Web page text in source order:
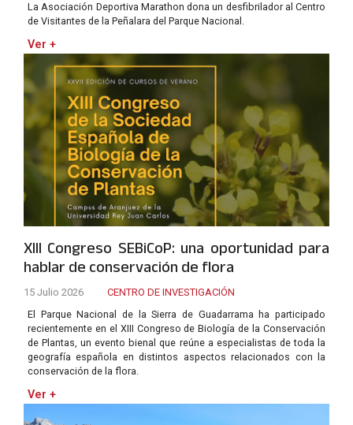
La Asociación Deportiva Marathon dona un desfibrilador al Centro
de Visitantes de la Peñalara del Parque Nacional.
Ver +
XIII Congreso SEBiCoP: una oportunidad para
hablar de conservación de flora
15 Julio 2026
CENTRO DE INVESTIGACIÓN
El Parque Nacional de la Sierra de Guadarrama ha participado
recientemente en el XIII Congreso de Biología de la Conservación
de Plantas, un evento bienal que reúne a especialistas de toda la
geografía española en distintos aspectos relacionados con la
conservación de la flora.
Ver +